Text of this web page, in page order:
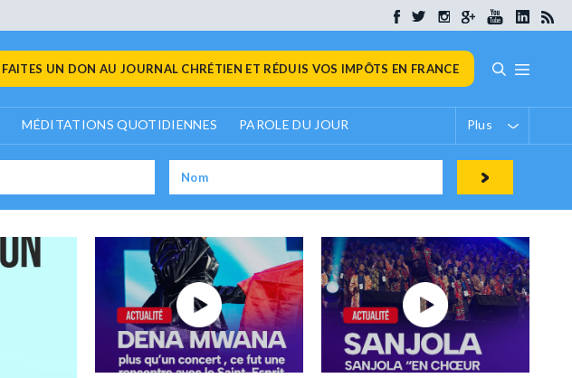
FAITES UN DON AU JOURNAL CHRÉTIEN ET RÉDUIS VOS IMPÔTS EN FRANCE
MÉDITATIONS QUOTIDIENNES PAROLE DU JOUR Plus